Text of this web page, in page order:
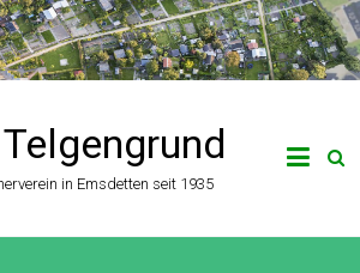
in Emsdetten seit 1935